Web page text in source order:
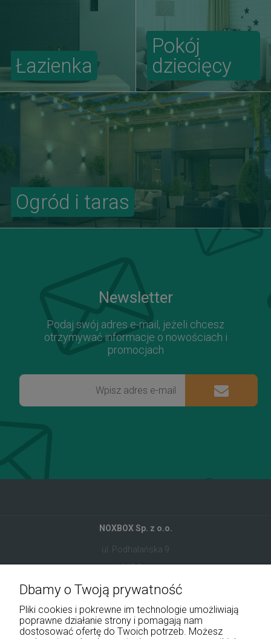
Ogród i taras
Łazienka
Pokój
dziecięcy
Newsletter
Podaj swój adres e-mail, jeżeli chcesz
otrzymywać informacje o nowościach i
promocjach
NOXBOX Sp. z o.o.
ul. Podhalańska 9
41-907 Bytom
+48 534 555 344
sklep@noxbox.pl
Dbamy o Twoją prywatność
Pliki cookies i pokrewne im technologie umożliwiają
poprawne działanie strony i pomagają nam
dostosować ofertę do Twoich potrzeb. Możesz